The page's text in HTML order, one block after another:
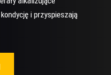
i przyspieszają